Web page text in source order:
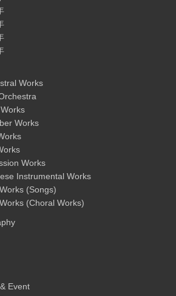
Works
Works
Works
Instrumental Works
(Songs)
(Choral Works)
Event